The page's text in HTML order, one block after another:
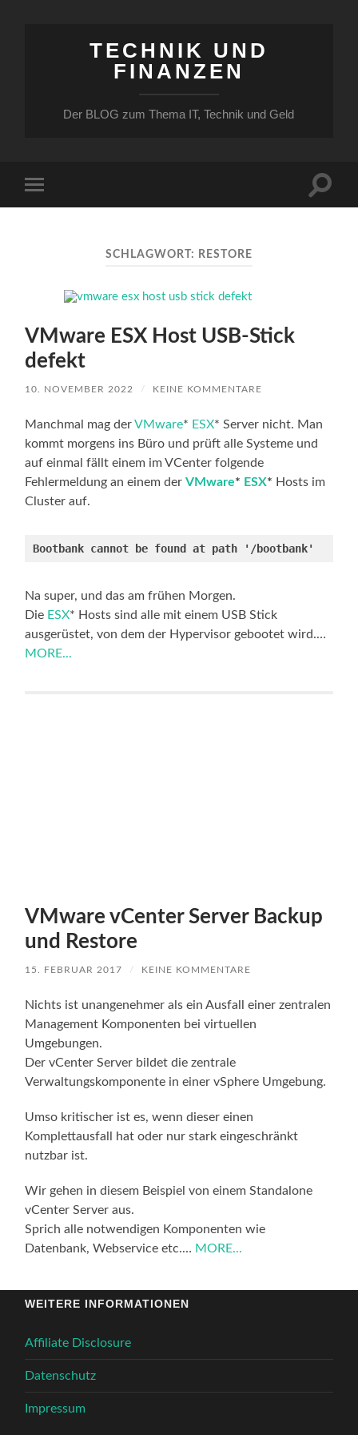
TECHNIK UND
FINANZEN
Der BLOG zum Thema IT, Technik und Geld
Menü
SCHLAGWORT: RESTORE
VMware ESX Host USB-Stick
defekt
10. NOVEMBER 2022 / KEINE KOMMENTARE
Manchmal mag derVMware* ESX* Server nicht. Man
kommt morgens ins Büro und prüft alle Systeme und
auf einmal fällt einem im VCenter folgende
Fehlermeldung an einem derVMware* ESX* Hosts im
Cluster auf.
Bootbank cannot be found at path '/bootbank'
Na super, und das am frühen Morgen.
Die ESX* Hosts sind alle mit einem USB Stick
ausgerüstet, von dem der Hypervisor gebootet wird.…
MORE...
VMware vCenter Server Backup
und Restore
15. FEBRUAR 2017 / KEINE KOMMENTARE
Nichts ist unangenehmer als ein Ausfall einer zentralen
Management Komponenten bei virtuellen
Umgebungen.
Der vCenter Server bildet die zentrale
Verwaltungskomponente in einer vSphere Umgebung.
Umso kritischer ist es, wenn dieser einen
Komplettausfall hat oder nur stark eingeschränkt
nutzbar ist.
Wir gehen in diesem Beispiel von einem Standalone
vCenter Server aus.
Sprich alle notwendigen Komponenten wie
Datenbank, Webservice etc.… MORE...
WEITERE INFORMATIONEN
Affiliate Disclosure
Datenschutz
Impressum